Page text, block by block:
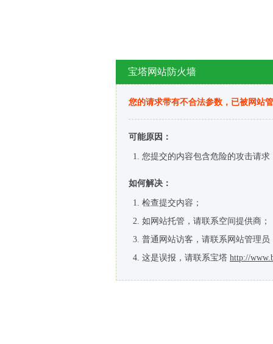
宝塔网站防火墙
您的请求带有不合法参数，已被网站
可能原因：
您提交的内容包含危险的攻击请求
如何解决：
检查提交内容；
如网站托管，请联系空间提供商；
普通网站访客，请联系网站管理员
这是误报，请联系宝塔 http://